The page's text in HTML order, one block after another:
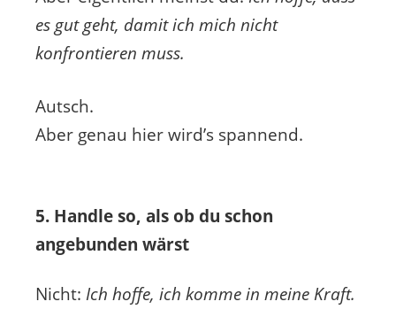
es gut geht, damit ich mich nicht
konfrontieren muss.
Autsch.
Aber genau hier wird’s spannend.
5. Handle so, als ob du schon
angebunden wärst
Nicht: Ich hoffe, ich komme in meine Kraft.